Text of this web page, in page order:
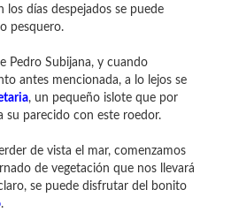
los días despejados se puede
pesquero.
Pedro Subijana, y cuando
antes mencionada, a lo lejos se
, un pequeño islote que por
su parecido con este roedor.
de vista el mar, comenzamos
de vegetación que nos llevará
se puede disfrutar del bonito
.